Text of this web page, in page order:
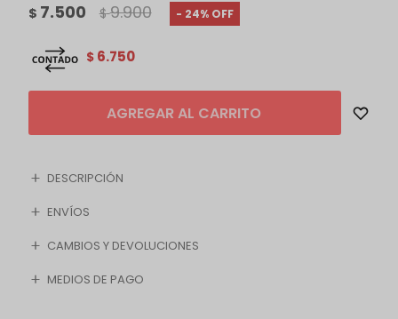
$ 7.500 $ 9.900 24
$ 6.750
AGREGAR AL CARRITO
DESCRIPCIÓN
ENVÍOS
CAMBIOS Y DEVOLUCIONES
MEDIOS DE PAGO